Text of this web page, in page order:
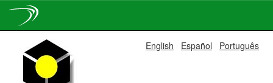
navigation
English Español Português